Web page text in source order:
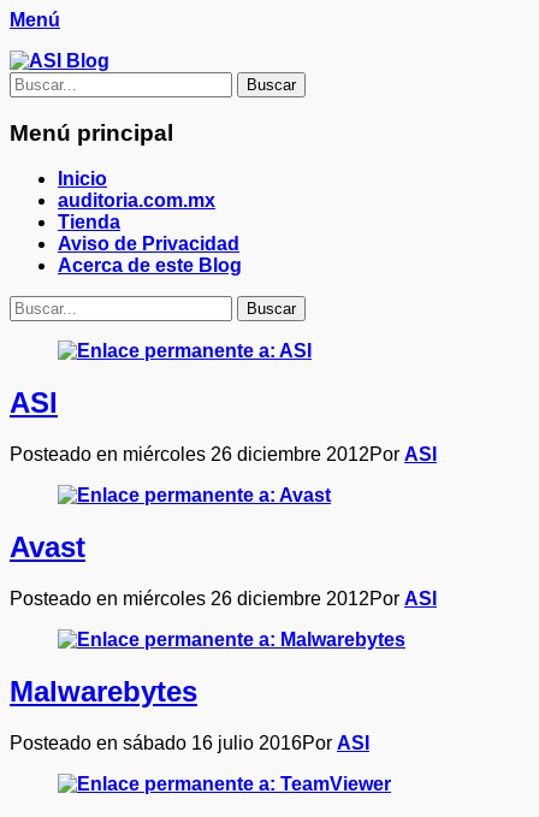
Saltar
contenido
Facebook
Twitter
Correo
Feed
LinkedIn
Skype
Web
Teléfono
Menú
ASI Blog
Cuidando Tu Negocio
Buscar
por:
Menú principal
Inicio
auditoria.com.mx
Tienda
Aviso de Privacidad
Acerca de este Blog
Buscar
Buscar
por:
ASI
Posteado en miércoles 26 diciembre 2012Por ASI
Avast
Posteado en miércoles 26 diciembre 2012Por ASI
Malwarebytes
Posteado en sábado 16 julio 2016Por ASI